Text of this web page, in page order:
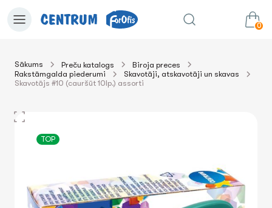
0
uz grozu Summa:0.00€
Sākums Preču katalogs
Biroja preces
Rakstāmgalda piederumi
Skavotāji, atskavotāji un skavas
Skavotājs #10 (cauršūt 10lp.) assorti
TOP